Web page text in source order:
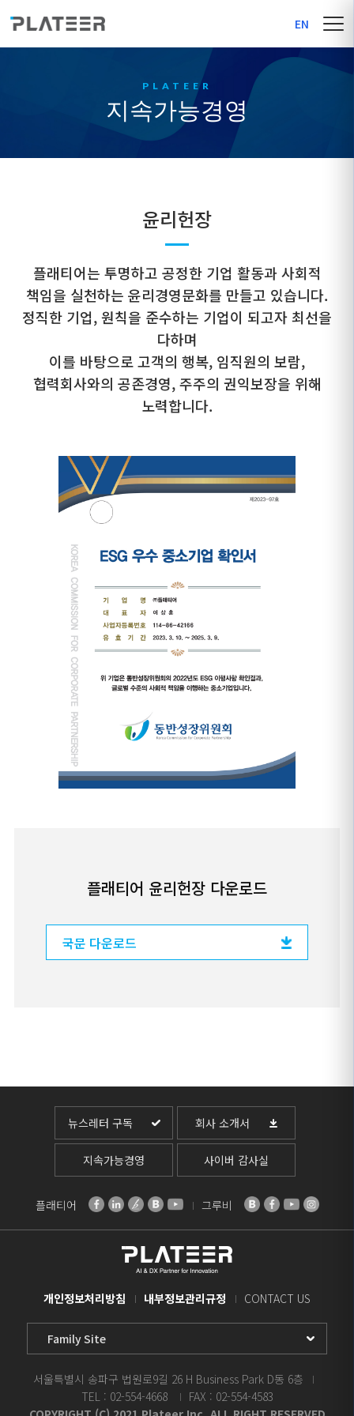
EN
지속가능경영
윤리헌장
플래티어는 투명하고 공정한 기업 활동과 사회적
책임을 실천하는 윤리경영문화를 만들고 있습니다.
정직한 기업, 원칙을 준수하는 기업이 되고자 최선을
다하며
이를 바탕으로 고객의 행복, 임직원의 보람,
협력회사와의 공존경영, 주주의 권익보장을 위해
노력합니다.
플래티어 윤리헌장 다운로드
국문 다운로드
뉴스레터 구독 회사 소개서
지속가능경영 사이버 감사실
플래티어 그루비
개인정보처리방침 내부정보관리규정 CONTACT US
서울특별시 송파구 법원로9길 26 H Business Park D동 6층
TEL : 02-554-4668
FAX : 02-554-4583